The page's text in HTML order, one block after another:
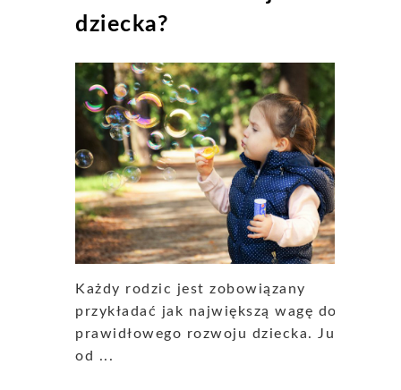
dziecka?
Każdy rodzic jest zobowiązany
przykładać jak największą wagę do
prawidłowego rozwoju dziecka. Już
od ...